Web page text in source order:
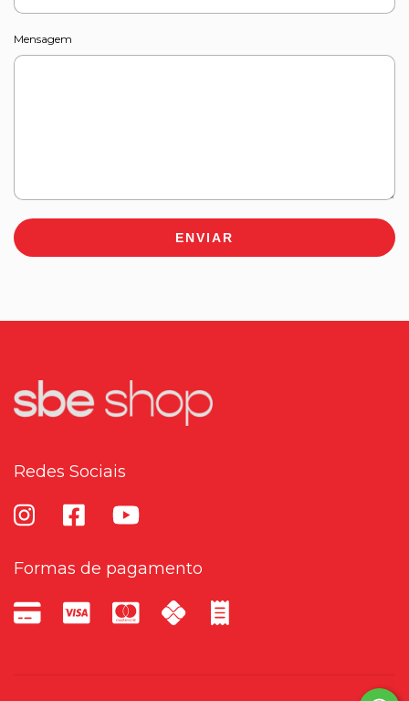
Mensagem
ENVIAR
Redes Sociais
Formas de pagamento